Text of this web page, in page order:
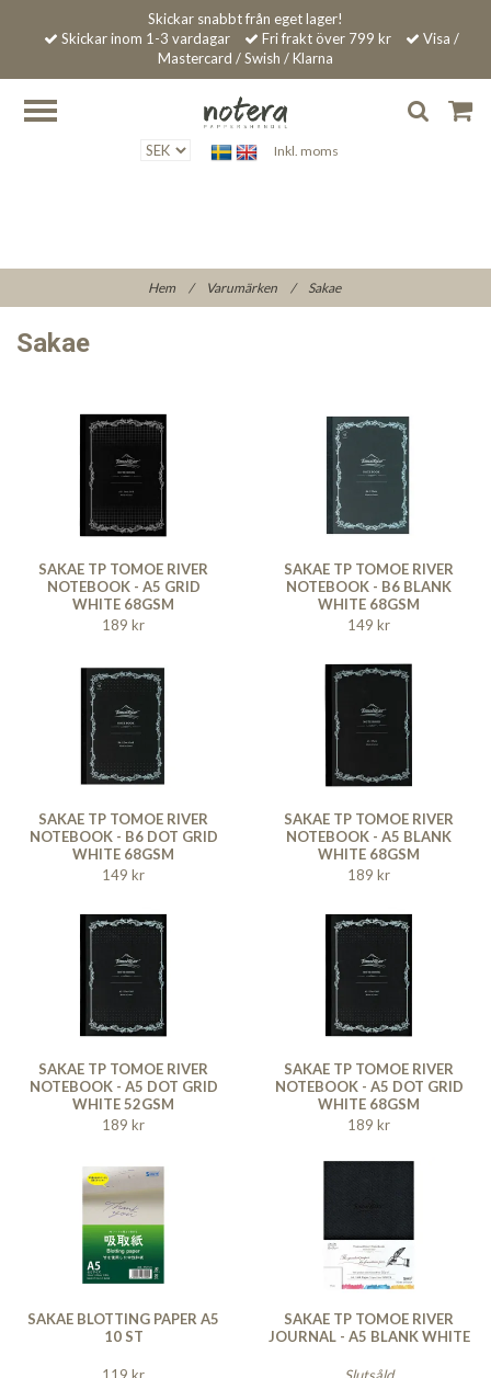
Skickar snabbt från eget lager!
Skickar inom 1-3 vardagar
Fri frakt över 799 kr
Visa /
Mastercard / Swish / Klarna
Inkl. moms
Hem / Varumärken / Sakae
Sakae
SAKAE TP TOMOE RIVER
NOTEBOOK - A5 GRID
WHITE 68GSM
189 kr
SAKAE TP TOMOE RIVER
NOTEBOOK - B6 BLANK
WHITE 68GSM
149 kr
SAKAE TP TOMOE RIVER
NOTEBOOK - B6 DOT GRID
WHITE 68GSM
149 kr
SAKAE TP TOMOE RIVER
NOTEBOOK - A5 BLANK
WHITE 68GSM
189 kr
SAKAE TP TOMOE RIVER
NOTEBOOK - A5 DOT GRID
WHITE 52GSM
189 kr
SAKAE TP TOMOE RIVER
NOTEBOOK - A5 DOT GRID
WHITE 68GSM
189 kr
SAKAE BLOTTING PAPER A5
10 ST
119 kr
SAKAE TP TOMOE RIVER
JOURNAL - A5 BLANK WHITE
Slutsåld